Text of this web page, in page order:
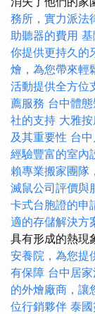
務所，實力派法
助聽器的費用
你提供更持久的
燴，為您帶來輕
活動提供全方位
薦服務 台中體
社的支持 大雅
及其重要性 台
經驗豐富的室內
賴專業搬家團隊
滅鼠公司評價與
卡式台胞證的申
適的存儲解決方
具有形成的熱現
安養院，為您提
有保障 台中居
的外燴廠商，讓
位行銷夥伴 泰